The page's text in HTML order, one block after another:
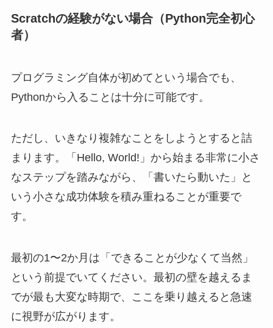
Scratchの経験がない場合（Python完全初心
者）
プログラミング自体が初めてという場合でも、
Pythonから入ることは十分に可能です。
ただし、いきなり複雑なことをしようとすると詰
まります。「Hello, World!」から始まる非常に小さ
なステップを踏みながら、「書いたら動いた」と
いう小さな成功体験を積み重ねることが重要で
す。
最初の1〜2か月は「できることが少なくて当然」
という前提でいてください。最初の壁を越えるま
でが最も大変な時期で、ここを乗り越えると急速
に視野が広がります。